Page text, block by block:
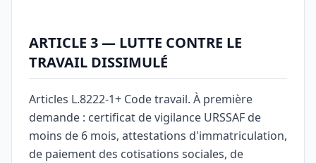
ARTICLE 3 — LUTTE CONTRE LE
TRAVAIL DISSIMULÉ
Articles L.8222-1+ Code travail. À première
demande : certificat de vigilance URSSAF de
moins de 6 mois, attestations d'immatriculation,
de paiement des cotisations sociales, de